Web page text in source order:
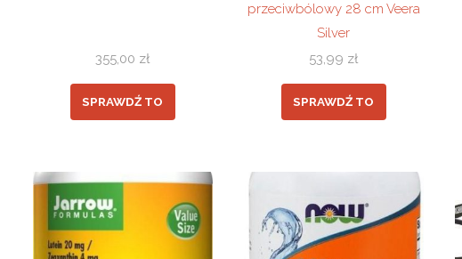
355,00 zł
SPRAWDŹ TO
przeciwbólowy 28 cm Veera
Silver
53,99 zł
SPRAWDŹ TO